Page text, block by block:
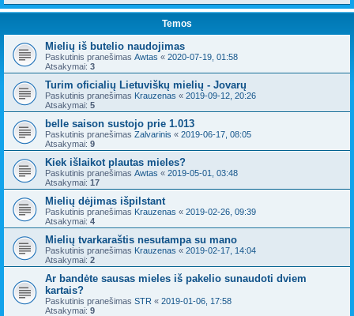
Temos
Mielių iš butelio naudojimas
Paskutinis pranešimas Awtas « 2020-07-19, 01:58
Atsakymai: 3
Turim oficialių Lietuviškų mielių - Jovarų
Paskutinis pranešimas Krauzenas « 2019-09-12, 20:26
Atsakymai: 5
belle saison sustojo prie 1.013
Paskutinis pranešimas Zalvarinis « 2019-06-17, 08:05
Atsakymai: 9
Kiek išlaikot plautas mieles?
Paskutinis pranešimas Awtas « 2019-05-01, 03:48
Atsakymai: 17
Mielių dėjimas išpilstant
Paskutinis pranešimas Krauzenas « 2019-02-26, 09:39
Atsakymai: 4
Mielių tvarkaraštis nesutampa su mano
Paskutinis pranešimas Krauzenas « 2019-02-17, 14:04
Atsakymai: 2
Ar bandėte sausas mieles iš pakelio sunaudoti dviem
kartais?
Paskutinis pranešimas STR « 2019-01-06, 17:58
Atsakymai: 9